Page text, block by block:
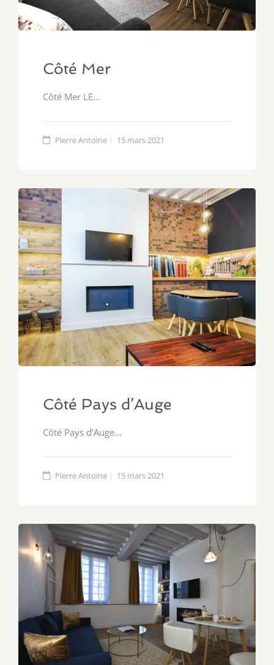
Côté Mer
Côté Mer LE…
Pierre Antoine 15 mars 2021
Côté Pays d’Auge
Côté Pays d’Auge…
Pierre Antoine 15 mars 2021